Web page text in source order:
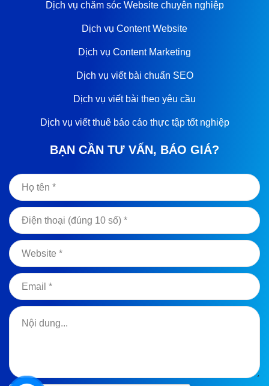
Dịch vụ chăm sóc Website chuyên nghiệp
Dịch vụ Content Website
Dịch vụ Content Marketing
Dịch vụ viết bài chuẩn SEO
Dịch vụ viết bài theo yêu cầu
Dịch vụ viết thuê báo cáo thực tập tốt nghiệp
BẠN CẦN TƯ VẤN, BÁO GIÁ?